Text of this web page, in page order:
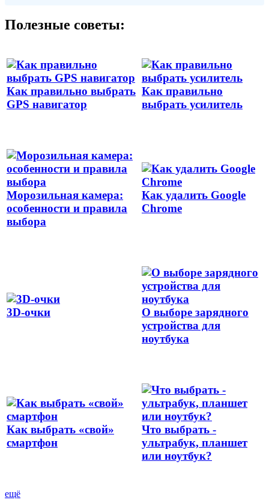
Полезные советы:
Как правильно выбрать
GPS навигатор
Как правильно
выбрать усилитель
Морозильная камера:
особенности и правила
выбора
Как удалить Google
Chrome
3D-очки
О выборе зарядного
устройства для
ноутбука
Как выбрать «свой»
смартфон
Что выбрать -
ультрабук, планшет
или ноутбук?
ещё